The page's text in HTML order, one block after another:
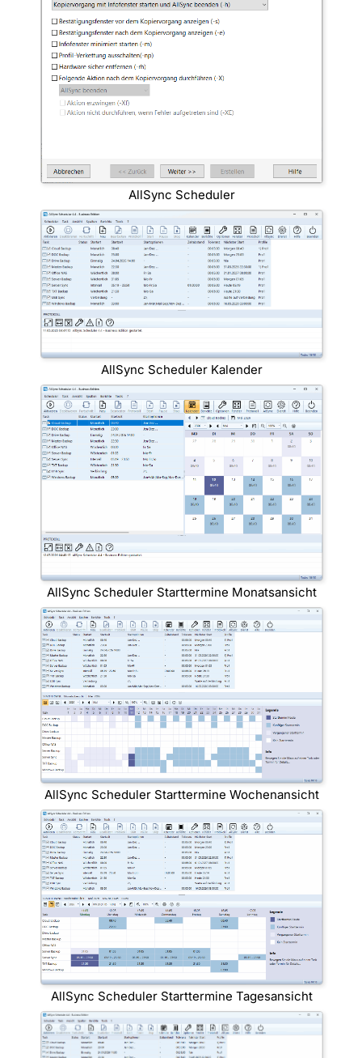
AllSync Scheduler
AllSync Scheduler Kalender
AllSync Scheduler Starttermine Monatsansicht
AllSync Scheduler Starttermine Wochenansicht
AllSync Scheduler Starttermine Tagesansicht